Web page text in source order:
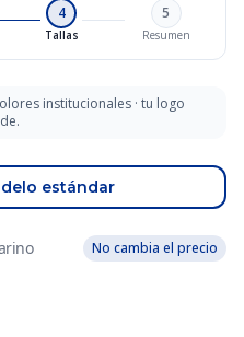
4
Tallas
5
Resumen
institucionales · tu logo
estándar
No cambia el precio